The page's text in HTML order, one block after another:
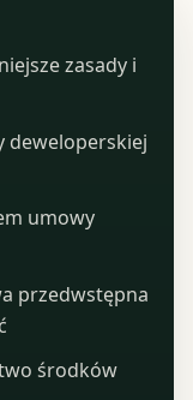
zasady i
deweloperskiej
umowy
przedwstępna
środków